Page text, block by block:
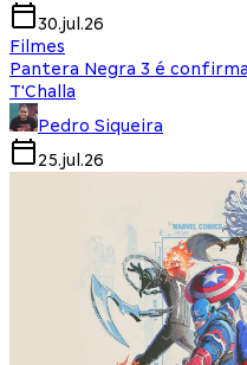
30.jul.26
Filmes
Pantera Negra 3 é
T'Challa
Pedro Siqueira
25.jul.26